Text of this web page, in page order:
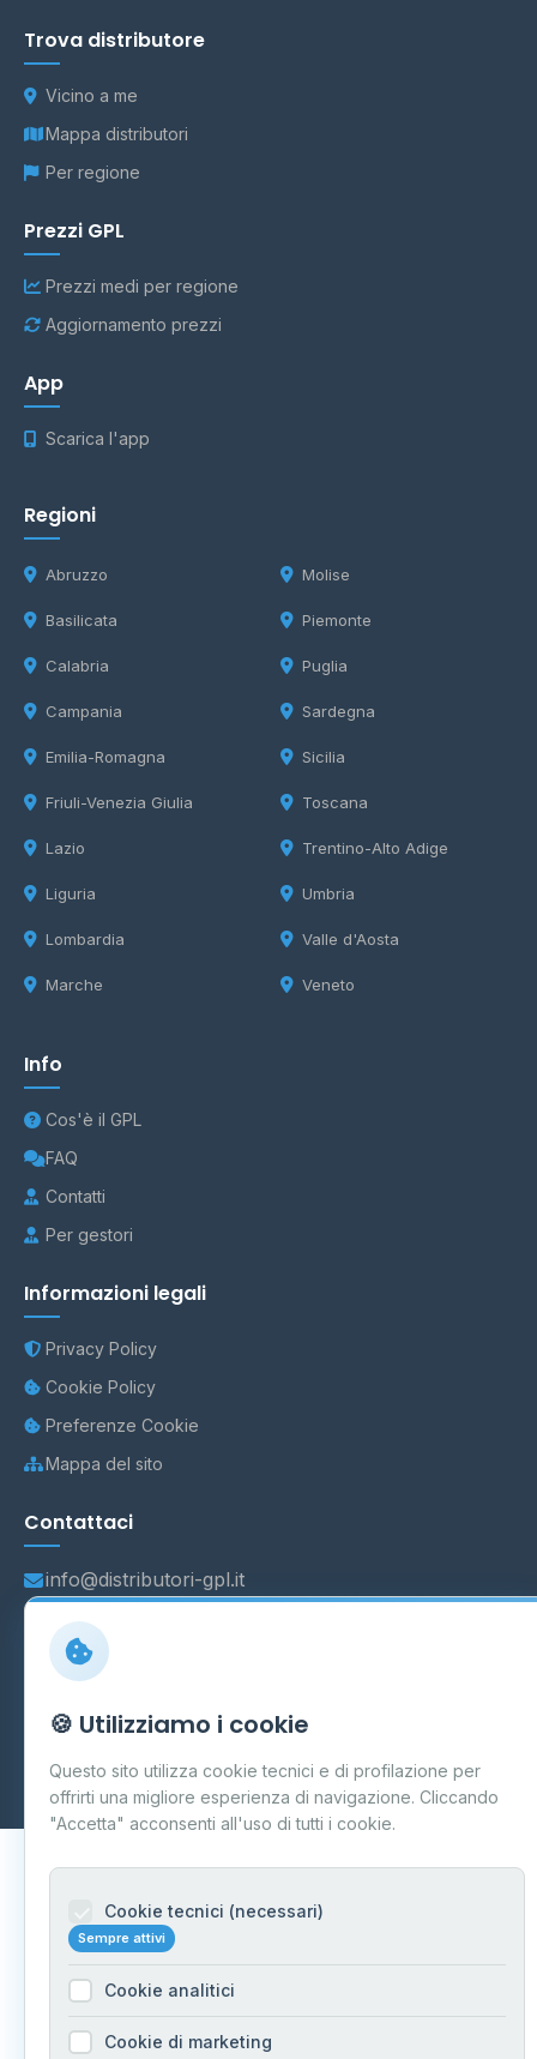
Trova distributore
Vicino a me
Mappa distributori
Per regione
Prezzi GPL
Prezzi medi per regione
Aggiornamento prezzi
App
Scarica l'app
Regioni
Abruzzo
Basilicata
Calabria
Campania
Emilia-Romagna
Friuli-Venezia Giulia
Lazio
Liguria
Lombardia
Marche
Molise
Piemonte
Puglia
Sardegna
Sicilia
Toscana
Trentino-Alto Adige
Umbria
Valle d'Aosta
Veneto
Info
Cos'è il GPL
FAQ
Contatti
Per gestori
Informazioni legali
Privacy Policy
Cookie Policy
Preferenze Cookie
Mappa del sito
Contattaci
info@distributori-gpl.it
Carpi P.IVA 03859300364
Dati forniti daMinistero delle Imprese e del Made in Italy
Aggiornamento quotidiano
🍪 Utilizziamo i cookie
Questo sito utilizza cookie tecnici e di profilazione per
offrirti una migliore esperienza di navigazione. Cliccando
"Accetta" acconsenti all'uso di tutti i cookie.
Cookie tecnici (necessari)
Sempre attivi
Cookie analitici
Cookie di marketing